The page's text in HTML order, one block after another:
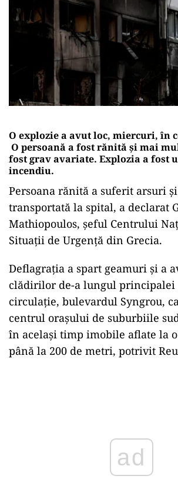
O explozie a avut loc, miercuri, în
O persoană a fost rănită şi mai
fost grav avariate. Explozia a fost
incendiu.
Persoana rănită a suferit arsuri
transportată la spital, a declarat
Mathiopoulos, şeful Centrului
Situaţii de Urgenţă din Grecia.
Deflagraţia a spart geamuri şi a
clădirilor de-a lungul principalei
circulaţie, bulevardul Syngrou,
centrul oraşului de suburbiile
în acelaşi timp imobile aflate la
până la 200 de metri, potrivit